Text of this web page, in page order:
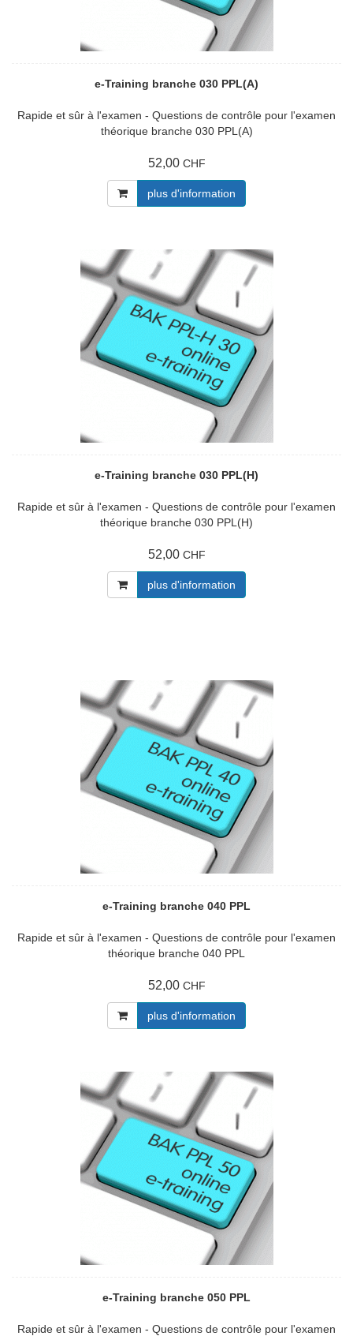
e-Training branche 030 PPL(A)
Rapide et sûr à l'examen - Questions de contrôle pour l'examen
théorique branche 030 PPL(A)
52,00 CHF
plus d'information
e-Training branche 030 PPL(H)
Rapide et sûr à l'examen - Questions de contrôle pour l'examen
théorique branche 030 PPL(H)
52,00 CHF
plus d'information
e-Training branche 040 PPL
Rapide et sûr à l'examen - Questions de contrôle pour l'examen
théorique branche 040 PPL
52,00 CHF
plus d'information
e-Training branche 050 PPL
Rapide et sûr à l'examen - Questions de contrôle pour l'examen